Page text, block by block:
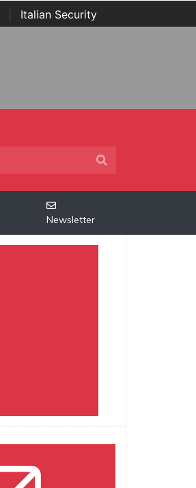
Italian Security
Newsletter